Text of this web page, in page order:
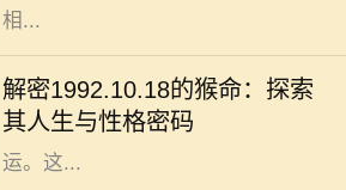
相...
解密1992.10.18的猴命：探索
其人生与性格密码
在中华文化中，十二生肖不仅仅是一
种标志，更蕴含着丰富的哲学和人生
智慧。我们今天要探讨的是1992年
10月18日出生的猴命人的性格与命
运。这...
在命理学中，劫财格局常常被视为一